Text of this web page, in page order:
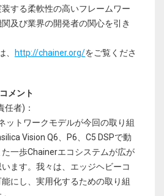
する柔軟性の高いフレームワー
及び業界の開発者の関心を引き
、
http://chainer.org/をご覧くださ
メント
任者)：
ットワークモデルが今回の取り組
Vision Q6、P6、C5 DSPで動
一歩Chainerエコシステムが広が
ます。我々は、エッジヘビーコ
にし、実用化するための取り組